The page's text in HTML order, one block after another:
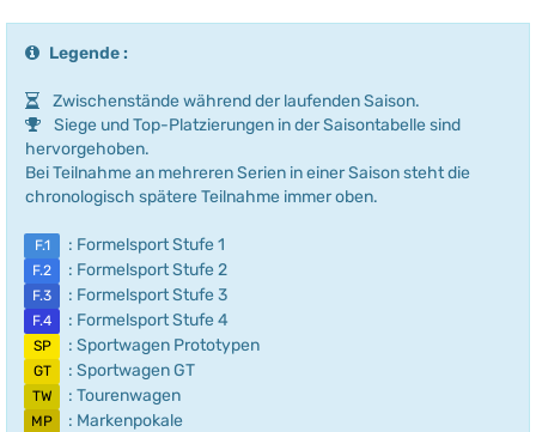
Legende :
Zwischenstände während der laufenden Saison.
Siege und Top-Platzierungen in der Saisontabelle sind
hervorgehoben.
Bei Teilnahme an mehreren Serien in einer Saison steht die
chronologisch spätere Teilnahme immer oben.
F.1 : Formelsport Stufe 1
F.2 : Formelsport Stufe 2
F.3 : Formelsport Stufe 3
F.4 : Formelsport Stufe 4
SP : Sportwagen Prototypen
GT : Sportwagen GT
TW : Tourenwagen
MP : Markenpokale